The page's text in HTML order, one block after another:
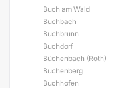
Buch am Wald
Buchbach
Buchbrunn
Buchdorf
Büchenbach (Roth)
Buchenberg
Buchhofen